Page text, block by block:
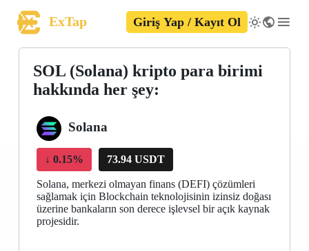
ExTap Giriş Yap / Kayıt Ol
SOL (Solana) kripto para birimi
hakkında her şey:
Solana
↓ 0.15% 73.94 USDT
Solana, merkezi olmayan finans (DEFI) çözümleri
sağlamak için Blockchain teknolojisinin izinsiz doğası
üzerine bankaların son derece işlevsel bir açık kaynak
projesidir.